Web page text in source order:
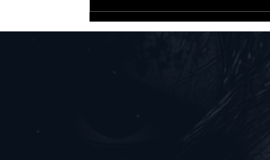
Verde Louro: Lobo Guará e
as visões de Tuane Guará